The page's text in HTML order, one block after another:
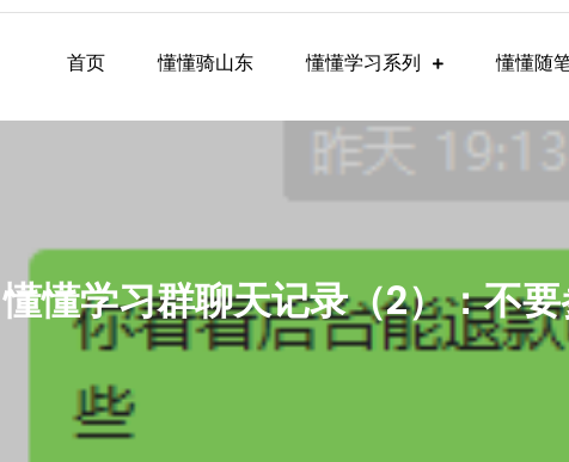
日记
记网每天同步更新懂懂学习群内容
首页 懂懂骑山东 懂懂学习系列 懂懂随
懂学习群聊天记录（2）：不